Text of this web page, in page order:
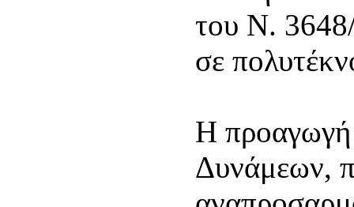
του Ν.
σε
Η προαγωγή
Δυνάμεων,